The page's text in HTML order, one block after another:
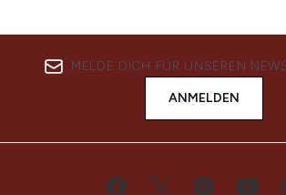
MELDE DICH FÜR UNSEREN
ANMELDEN